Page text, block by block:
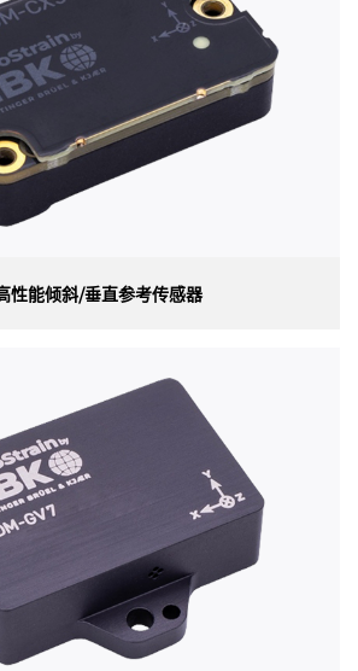
）MicroStrain 3DM-CV7-AR 惯性测量
参考单元 (VRU) 以迄今为止最小、最轻
术级性能。每个 3DM-CV7-AR 传感器
可在各种操作条件下实现最佳性能。
性能倾斜/垂直参考传感器
AR 高性能倾斜/垂直参考传感器
）MicroStrain 3DM-CX5-AR （3DM-
斜/垂直参考传感器（OEM 封装）是目
业姿态基准。3DM-CX5-AR具有完全校
轴加速度计和陀螺仪，可在所有动态条
的最佳组合。 3DMCX5-AR 非常适合各
稳定天线指向和使用情况监控。